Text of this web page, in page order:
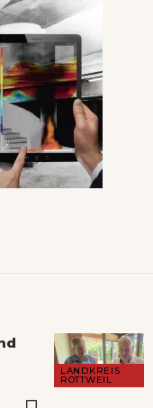
LANDKREIS
ROTTWEIL